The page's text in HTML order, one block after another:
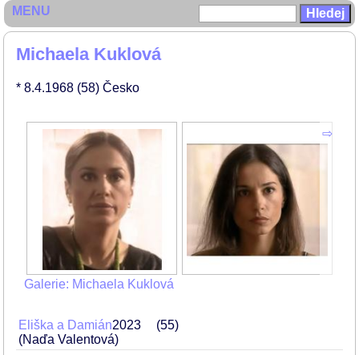
Michaela Kuklová
* 8.4.1968 (58) Česko
Galerie: Michaela Kuklová
Eliška a Damián2023
55
(Naďa Valentová)
MENU